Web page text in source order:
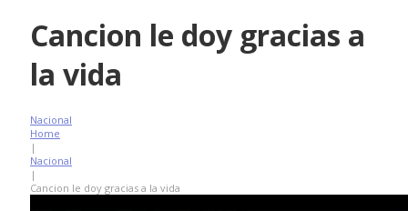
Cancion le doy gracias a
la vida
Nacional
Home
|
Nacional
|
Cancion le doy gracias a la vida